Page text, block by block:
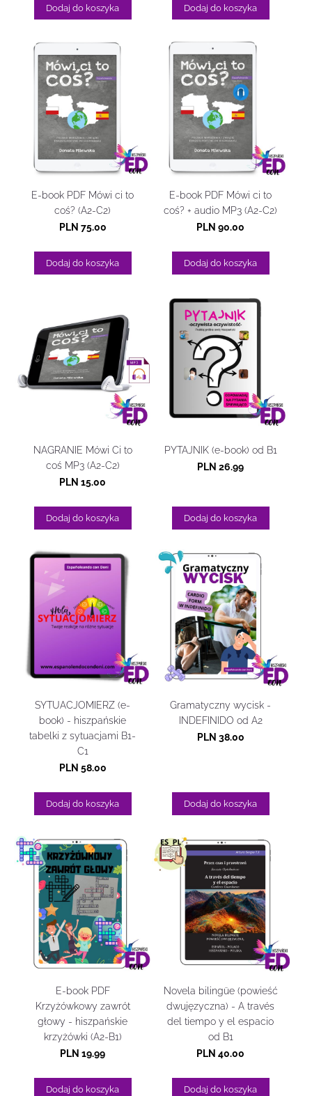
Dodaj do koszyka Dodaj do koszyka
E-book PDF Mówi ci to
coś? (A2-C2)
PLN 75.00
Dodaj do koszyka
E-book PDF Mówi ci to
coś? + audio MP3 (A2-C2)
PLN 90.00
Dodaj do koszyka
NAGRANIE Mówi Ci to
coś MP3 (A2-C2)
PLN 15.00
Dodaj do koszyka
PYTAJNIK (e-book) od B1
PLN 26.99
Dodaj do koszyka
SYTUACJOMIERZ (e-
book) - hiszpańskie
tabelki z sytuacjami B1-
C1
PLN 58.00
Dodaj do koszyka
Gramatyczny wycisk -
INDEFINIDO od A2
PLN 38.00
Dodaj do koszyka
E-book PDF
Krzyżówkowy zawrót
głowy - hiszpańskie
krzyżówki (A2-B1)
PLN 19.99
Dodaj do koszyka
Novela bilingüe (powieść
dwujęzyczna) - A través
del tiempo y el espacio
od B1
PLN 40.00
Dodaj do koszyka